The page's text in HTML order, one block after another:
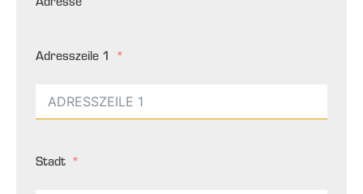
Adresszeile 1
Stadt